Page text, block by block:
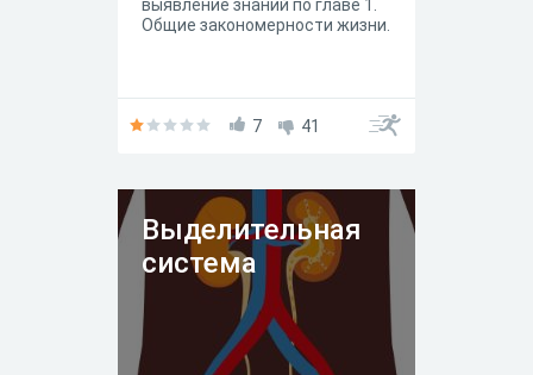
выявление знаний по главе 1.
Общие закономерности жизни.
7 41
Выделительная
система